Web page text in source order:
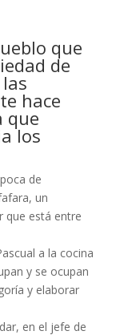
que
de
hace
que
los
de
un
que está entre
a la cocina
y se ocupan
y elaborar
en el jefe de